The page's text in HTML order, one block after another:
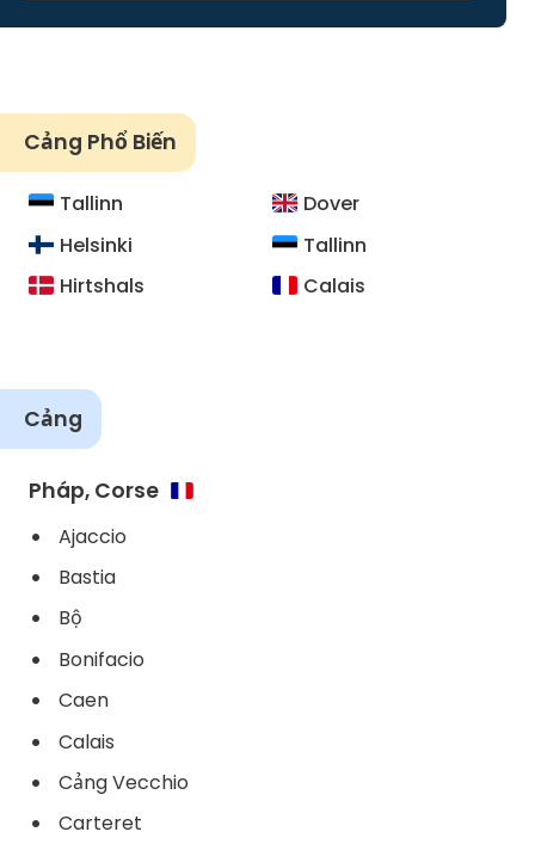
Cảng Phổ Biến
Tallinn
Helsinki
Hirtshals
Dover
Tallinn
Calais
Cảng
Pháp, Corse
Ajaccio
Bastia
Bộ
Bonifacio
Caen
Calais
Cảng Vecchio
Carteret